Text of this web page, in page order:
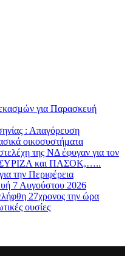
για Παρασκευή
: Απαγόρευση
οικοσυστήματα
της ΝΔ έφυγαν για τον
ΣΥΡΙΖΑ και ΠΑΣΟΚ,…..
την Περιφέρεια
7 Αυγούστου 2026
27χρονος την ώρα
ουσίες